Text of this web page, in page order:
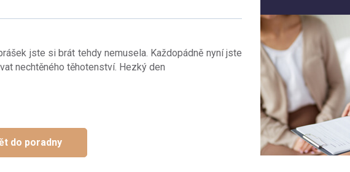
jste si brát tehdy nemusela. Každopádně nyní jste
nechtěného těhotenství. Hezký den
do poradny